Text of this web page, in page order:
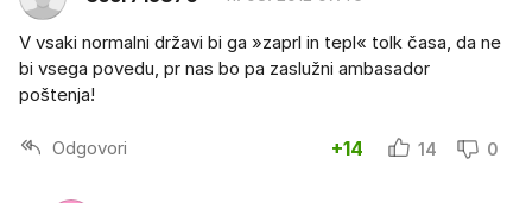
V vsaki normalni državi bi ga »zaprl in tepl« tolk časa, da ne
bi vsega povedu, pr nas bo pa zaslužni ambasador
poštenja!
Odgovori +14 14 0